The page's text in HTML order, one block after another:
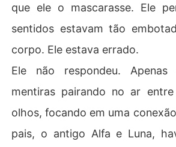
que ele o mascarasse. Ele
sentidos estavam tão
corpo. Ele estava errado.
Ele não respondeu.
mentiras pairando no ar
olhos, focando em uma
pais, o antigo Alfa e Luna,